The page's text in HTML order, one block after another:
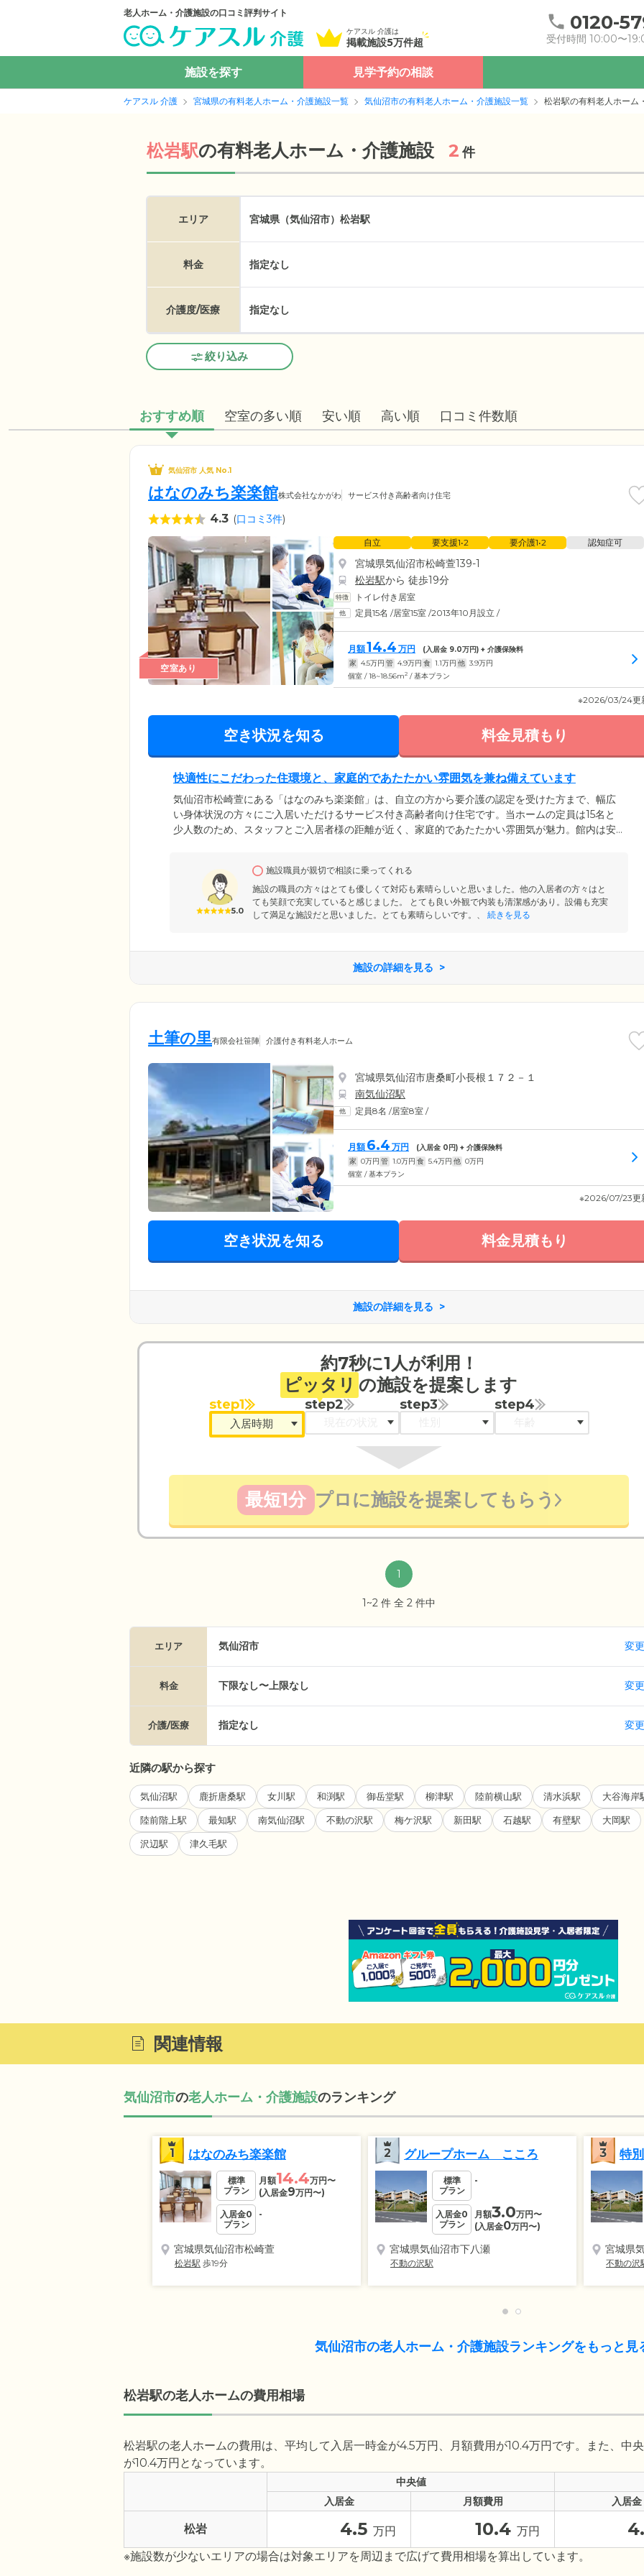
老人ホーム・介護施設の口コミ評判サイト
ケアスル 介護は
掲載施設5万件超
0120-
受付時間 10:00〜
施設を探す 見学予約の相談
ケアスル 介護 宮城県の有料老人ホーム・介護施設一覧 気仙沼市の有料老人ホーム・介護施設一覧 松岩駅の有料老人ホーム
松岩駅の有料老人ホーム・介護施設 2 件
エリア 宮城県（気仙沼市） 松岩駅
料金 指定なし
介護度/医療 指定なし
絞り込み
おすすめ順 空室の多い順 安い順 高い順 口コミ件数順
気仙沼市 人気 No.1
はなのみち楽楽館株式会社なかがわ サービス付き高齢者向け住宅
4.3 (口コミ3件)
空室あり
自立 要支援1•2 要介護1•2 認知症可
宮城県気仙沼市松崎萱139-1
松岩駅から 徒歩19分
トイレ付き居室
定員15名 /居室15室 /2013年10月設立 /
月額14.4 万円 (入居金 9.0万円) + 介護保険料
家 4.5万円 管 4.9万円 食 1.1万円 他 3.9万円
個室 / 18~18.56m2 / 基本プラン
※2026/03/24更
空き状況を知る 料金見積もり
快適性にこだわった住環境と、家庭的であたたかい雰囲気を兼ね備えています
気仙沼市松崎萱にある「はなのみち楽楽館」は、自立の方から要介護の認定を受けた方まで、幅広
い身体状況の方々にご入居いただけるサービス付き高齢者向け住宅です。当ホームの定員は15名と
少人数のため、スタッフとご入居者様の距離が近く、家庭的であたたかい雰囲気が魅力。館内は安
などを完備。もちろんご家族様との外食やお買い物も自由です。いつまでものびのびと「自分らし
い」毎日をお楽しみください。
5.0
施設職員が親切で相談に乗ってくれる
施設の職員の方々はとても優しくて対応も素晴らしいと思いました。他の入居者の方々はと
ても笑顔で充実していると感じました。 とても良い外観で内装も清潔感があり。設備も充実
して満足な施設だと思いました。とても素晴らしいです。、
続きを見る
施設の詳細を見る
土筆の里有限会社笹陣 介護付き有料老人ホーム
宮城県気仙沼市唐桑町小長根１７２－１
南気仙沼駅
定員8名 /居室8室 /
月額 6.4 万円 (入居金 0円) + 介護保険料
家 0万円 管 1.0万円 食 5.4万円 他 0万円
個室 / 基本プラン
※2026/07/23更
空き状況を知る 料金見積もり
施設の詳細を見る
約7秒に1人が利用！
ピッタリ の施設を提案します
step1 step2 step3 step4
最短1分 プロに施設を提案してもらう
1
1~2 件 全 2 件中
エリア 気仙沼市 変更
料金 下限なし〜上限なし 変更
介護/医療 指定なし 変更
近隣の駅から探す
気仙沼駅 鹿折唐桑駅 女川駅 和渕駅 御岳堂駅 柳津駅 陸前横山駅 清水浜駅 大谷海岸
陸前階上駅 最知駅 南気仙沼駅 不動の沢駅 梅ケ沢駅 新田駅 石越駅 有壁駅 大岡駅
沢辺駅 津久毛駅
関連情報
気仙沼市の老人ホーム・介護施設のランキング
1 はなのみち楽楽館
標準
プラン
月額14.4万円〜
(入居金9万円〜)
入居金0
プラン
-
宮城県気仙沼市松崎萱
松岩駅 歩19分
2 グループホーム こころ
標準
プラン
-
入居金0
プラン
月額3.0万円〜
(入居金0万円〜)
宮城県気仙沼市下八瀬
不動の沢駅
3 特
宮城県
不動の沢
気仙沼市の老人ホーム・介護施設ランキングをもっと見
松岩駅の老人ホームの費用相場
松岩駅の老人ホームの費用は、平均して入居一時金が4.5万円、月額費用が10.4万円です。また、中
が10.4万円となっています。
中央値
入居金
月額費用 入居金
松岩 4.5 万円 10.4 万円
※施設数が少ないエリアの場合は対象エリアを周辺まで広げて費用相場を算出しています。